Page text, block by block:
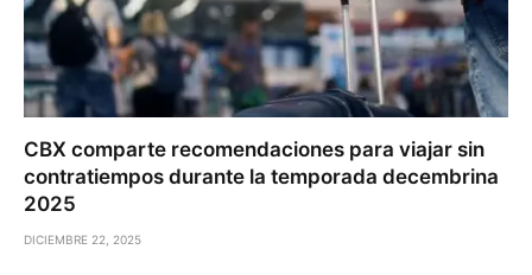
CBX comparte recomendaciones para viajar sin
contratiempos durante la temporada decembrina
2025
DICIEMBRE 22, 2025